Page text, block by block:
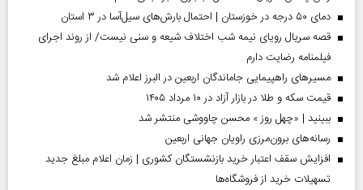
دمای ۵۰ درجه در خوزستان | احتمال بارش‌های سیل‌آسا در ۳ استان
قصه سریال رویای نیمه شب اختلاف شیعه و سنی نیست/ از روند اجرای
فیلمنامه رضایت دارم
مسیر‌های راهپیمایی جاماندگان اربعین در البرز اعلام شد
قیمت سکه و طلا در بازار آزاد در ۱۰ مرداد ۱۴۰۵
ببینید | «چهل روز » محسن چاووشی منتشر شد
رسانه‌های برون‌مرزی راویان جهانی اربعین
افزایش سقف اعتبار خرید بازنشستگان کشوری | زمان اعلام مبلغ جدید
تسهیلات خرید از فروشگاه‌ها